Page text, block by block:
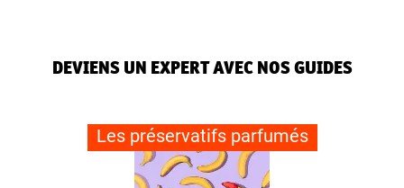
DEVIENS UN EXPERT AVEC NOS GUIDES
Les préservatifs parfumés